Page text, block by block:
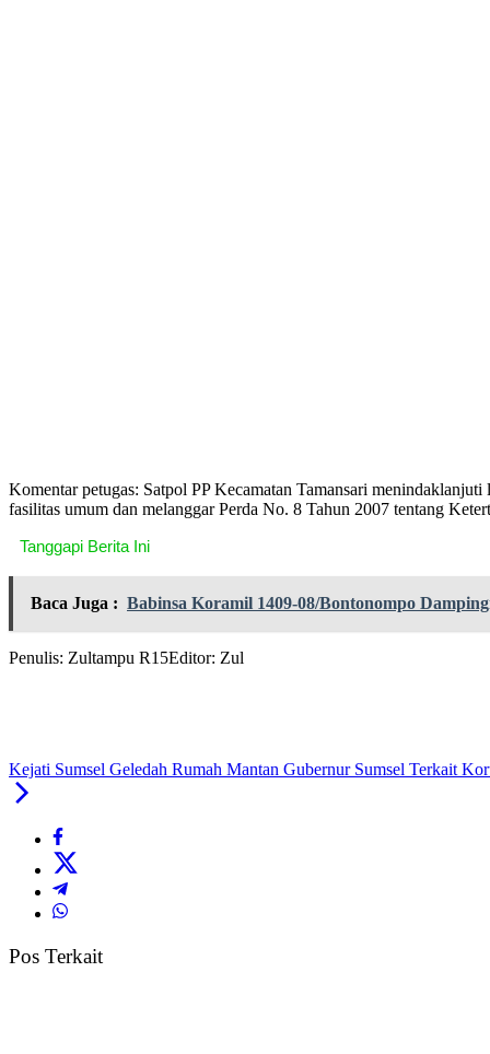
Komentar petugas: Satpol PP Kecamatan Tamansari
fasilitas umum dan melanggar Perda No. 8 Tahun 2007 tentang
Tanggapi Berita Ini
Baca Juga : Babinsa Koramil 1409-08/Bontonompo
Penulis: Zultampu R15Editor: Zul
Kejati Sumsel Geledah Rumah Mantan Gubernur Sumsel Terkait
Pos Terkait